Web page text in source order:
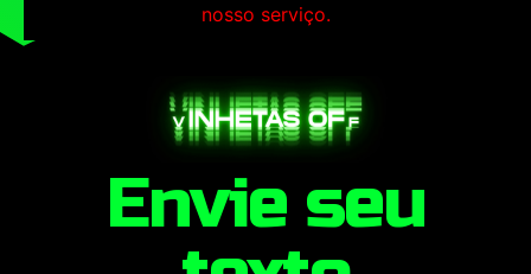
nosso serviço.
Envie seu